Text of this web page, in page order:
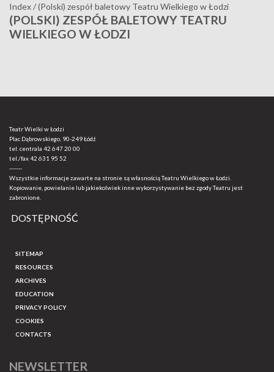
Index/(Polski) zespół baletowy Teatru Wielkiego w Łodzi
(POLSKI) ZESPÓŁ BALETOWY TEATRU
WIELKIEGO W ŁODZI
Teatr Wielki w Łodzi
Plac Dąbrowskiego, 90-249 Łódź
tel. centrala 42 647 20 00
tel./fax42 631 95 52
-------
Wszystkie informacje zawarte na stronie są własnością Teatru Wielkiego w Łodzi.
Kopiowanie, powielanie lub jakiekolwiek inne wykorzystywanie bez zgody Teatru jest
zabronione.
DOSTĘPNOŚĆ
SITEMAP
RESOURCES
ARCHIVES
EDUCATION
PRIVACY POLICY
COOKIES
CONTACTS
NEWSLETTER